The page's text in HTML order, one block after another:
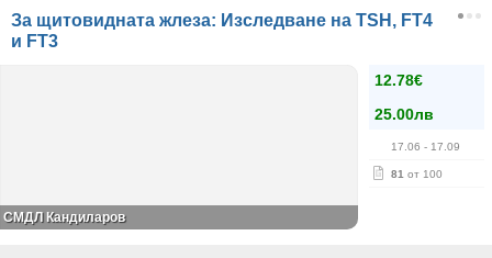
За щитовидната жлеза: Изследване на TSH, FT4
и FT3
12.78€
25.00лв
17.06 - 17.09
81 от 100
СМДЛ Кандиларов